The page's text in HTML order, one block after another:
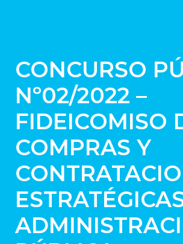
CONCURSO
Nº02/2022 –
FIDEICOMISO
COMPRAS Y